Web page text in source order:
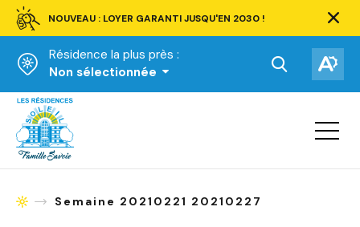
NOUVEAU : LOYER GARANTI JUSQU'EN 2030 !
barre
Résidence la plus près :
Non sélectionnée
Ouvrir
la
recherche.
la
Accueil
Ouvrir
la
AccueilSemaine 20210221 20210227